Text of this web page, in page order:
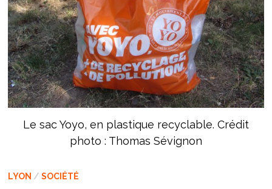
Le sac Yoyo, en plastique recyclable. Crédit
photo : Thomas Sévignon
LYON / SOCIÉTÉ